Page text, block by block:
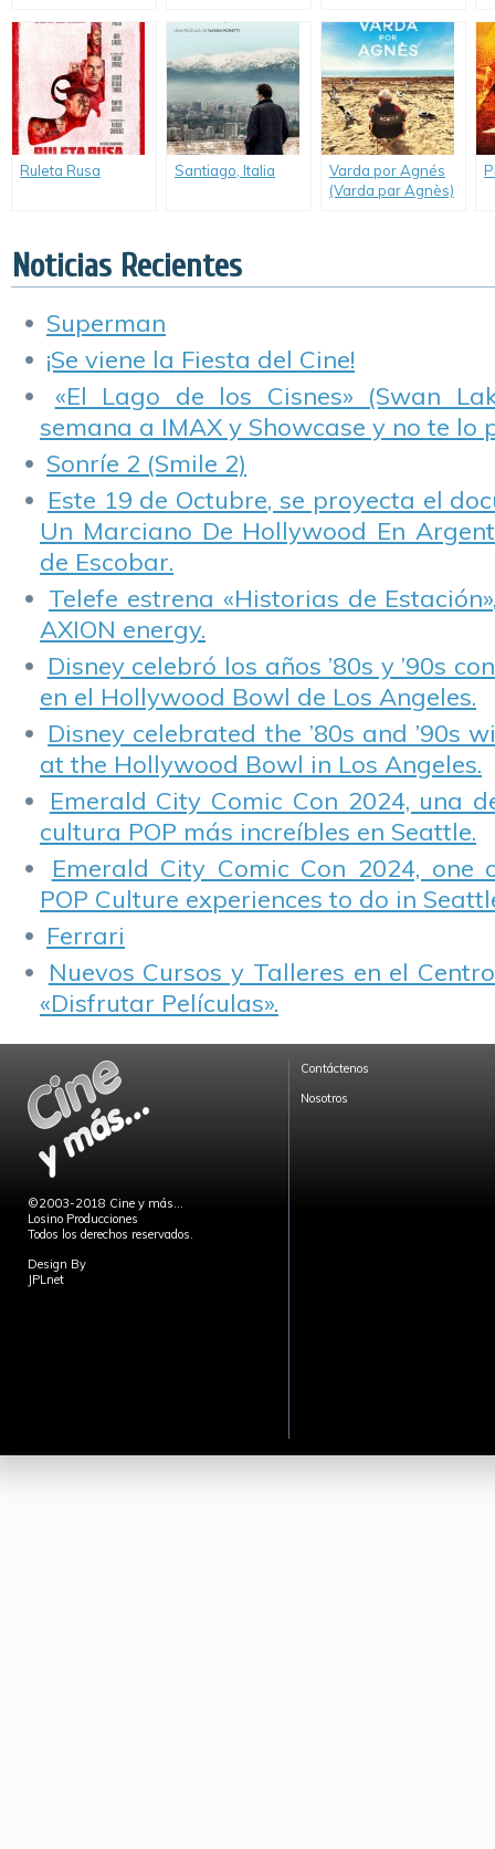
Ruleta Rusa Santiago, Italia
Varda por Agnés
(Varda par Agnès)
Noticias Recientes
Superman
¡Se viene la Fiesta del Cine!
«El Lago de los Cisnes» (Swan
semana a IMAX y Showcase y no te lo
Sonríe 2 (Smile 2)
Este 19 de Octubre, se proyecta el
Un Marciano De Hollywood En
de Escobar.
Telefe estrena «Historias de
AXION energy.
Disney celebró los años ’80s y ’90s
en el Hollywood Bowl de Los Angeles.
Disney celebrated the ’80s and ’90s
at the Hollywood Bowl in Los Angeles.
Emerald City Comic Con 2024, una
cultura POP más increíbles en Seattle.
Emerald City Comic Con 2024,
POP Culture experiences to do in
Ferrari
Nuevos Cursos y Talleres en el
«Disfrutar Películas».
©2003-2018 Cine y más...
Losino Producciones
Todos los derechos reservados.
Design By
JPLnet
Contáctenos
Nosotros